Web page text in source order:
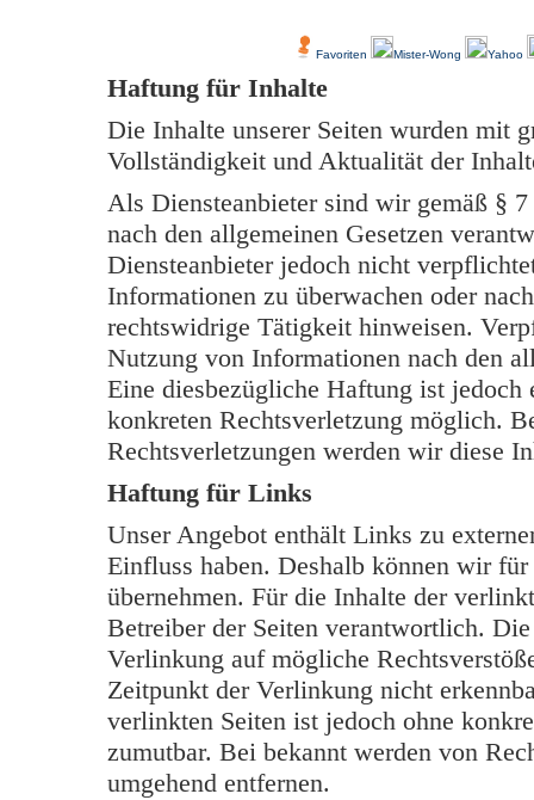
Favoriten Mister-Wong Yahoo
Haftung für Inhalte
Die Inhalte unserer Seiten wurden mit
Vollständigkeit und Aktualität der
Als Diensteanbieter sind wir gemäß §
nach den allgemeinen Gesetzen
Diensteanbieter jedoch nicht
Informationen zu überwachen oder
rechtswidrige Tätigkeit hinweisen.
Nutzung von Informationen nach den
Eine diesbezügliche Haftung ist
konkreten Rechtsverletzung möglich.
Rechtsverletzungen werden wir diese
Haftung für Links
Unser Angebot enthält Links zu
Einfluss haben. Deshalb können wir
übernehmen. Für die Inhalte der
Betreiber der Seiten verantwortlich.
Verlinkung auf mögliche
Zeitpunkt der Verlinkung nicht
verlinkten Seiten ist jedoch ohne
zumutbar. Bei bekannt werden von
umgehend entfernen.